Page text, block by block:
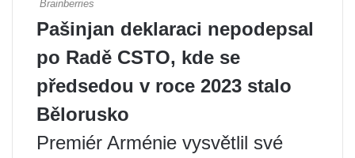
Pašinjan deklaraci nepodepsal
po Radě CSTO, kde se
předsedou v roce 2023 stalo
Bělorusko
Premiér Arménie vysvětlil své